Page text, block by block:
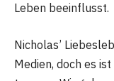
Leben beeinflusst.
Nicholas’
Medien, doch es